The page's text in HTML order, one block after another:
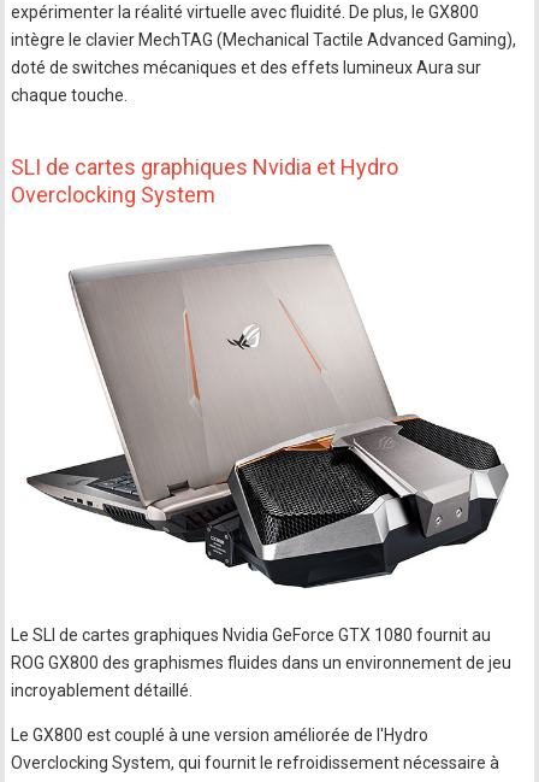
expérimenter la réalité virtuelle avec fluidité. De plus, le GX800
intègre le clavier MechTAG (Mechanical Tactile Advanced Gaming),
doté de switches mécaniques et des effets lumineux Aura sur
chaque touche.
SLI de cartes graphiques Nvidia et Hydro
Overclocking System
Le SLI de cartes graphiques Nvidia GeForce GTX 1080 fournit au
ROG GX800 des graphismes fluides dans un environnement de jeu
incroyablement détaillé.
Le GX800 est couplé à une version améliorée de l'Hydro
Overclocking System, qui fournit le refroidissement nécessaire à